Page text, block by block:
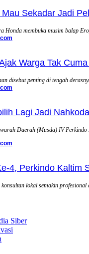
Sekadar Jadi
Honda membuka musim balap
Warga Tak
disebut penting di tengah
Lagi Jadi
Daerah (Musda) IV Perkindo
4, Perkindo Kaltim
lokal semakin profesional
Siber